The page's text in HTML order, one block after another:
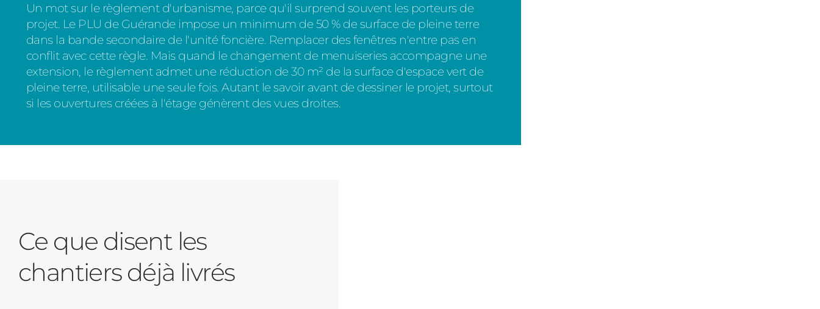
Un mot sur le règlement d'urbanisme, parce qu'il surprend souvent les porteurs de
projet. Le PLU de Guérande impose un minimum de 50 % de surface de pleine terre
dans la bande secondaire de l'unité foncière. Remplacer des fenêtres n'entre pas en
conflit avec cette règle. Mais quand le changement de menuiseries accompagne une
extension, le règlement admet une réduction de 30 m² de la surface d'espace vert de
pleine terre, utilisable une seule fois. Autant le savoir avant de dessiner le projet, surtout
si les ouvertures créées à l'étage génèrent des vues droites.
Ce que disent les
chantiers déjà livrés